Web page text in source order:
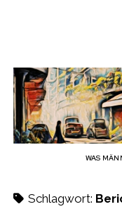
b
u
s
c
WAS
Schlagwort: